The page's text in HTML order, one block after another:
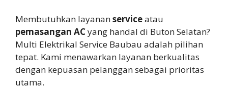
Membutuhkan layananserviceatau
pemasangan ACyang handal di Buton Selatan?
Multi Elektrikal Service Baubau adalah pilihan
tepat. Kami menawarkan layanan berkualitas
dengan kepuasan pelanggan sebagai prioritas
utama.